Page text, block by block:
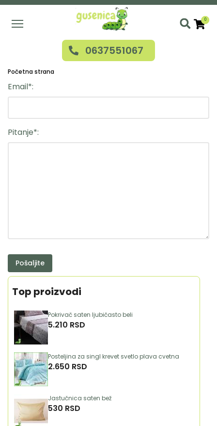
Skip
main
0
0637551067
Početna strana
Email
Pitanje
Pošaljite
Top proizvodi
Pokrivač saten ljubičasto beli
5.210 RSD
Posteljina za singl krevet svetlo plava cvetna
2.650 RSD
Jastučnica saten bež
530 RSD